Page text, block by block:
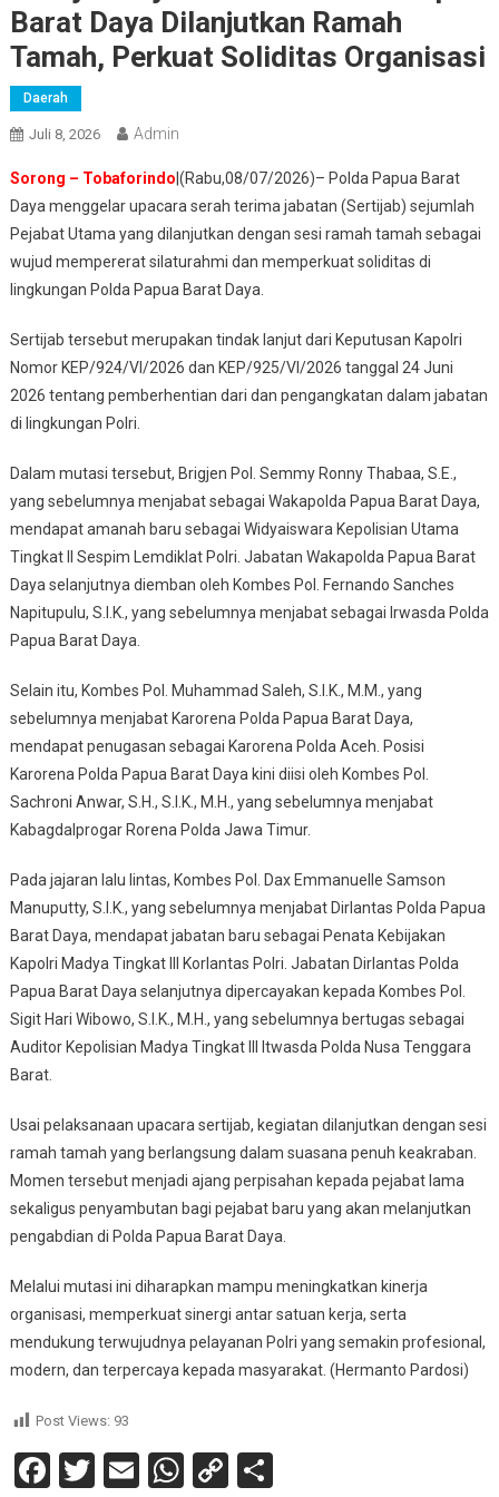
Barat Daya Dilanjutkan Ramah
Tamah, Perkuat Soliditas Organisasi
Daerah
Juli 8, 2026 Admin
Sorong – Tobaforindo |(Rabu,08/07/2026)– Polda Papua Barat
Daya menggelar upacara serah terima jabatan (Sertijab) sejumlah
Pejabat Utama yang dilanjutkan dengan sesi ramah tamah sebagai
wujud mempererat silaturahmi dan memperkuat soliditas di
lingkungan Polda Papua Barat Daya.
Sertijab tersebut merupakan tindak lanjut dari Keputusan Kapolri
Nomor KEP/924/VI/2026 dan KEP/925/VI/2026 tanggal 24 Juni
2026 tentang pemberhentian dari dan pengangkatan dalam jabatan
di lingkungan Polri.
Dalam mutasi tersebut, Brigjen Pol. Semmy Ronny Thabaa, S.E.,
yang sebelumnya menjabat sebagai Wakapolda Papua Barat Daya,
mendapat amanah baru sebagai Widyaiswara Kepolisian Utama
Tingkat II Sespim Lemdiklat Polri. Jabatan Wakapolda Papua Barat
Daya selanjutnya diemban oleh Kombes Pol. Fernando Sanches
Napitupulu, S.I.K., yang sebelumnya menjabat sebagai Irwasda Polda
Papua Barat Daya.
Selain itu, Kombes Pol. Muhammad Saleh, S.I.K., M.M., yang
sebelumnya menjabat Karorena Polda Papua Barat Daya,
mendapat penugasan sebagai Karorena Polda Aceh. Posisi
Karorena Polda Papua Barat Daya kini diisi oleh Kombes Pol.
Sachroni Anwar, S.H., S.I.K., M.H., yang sebelumnya menjabat
Kabagdalprogar Rorena Polda Jawa Timur.
Pada jajaran lalu lintas, Kombes Pol. Dax Emmanuelle Samson
Manuputty, S.I.K., yang sebelumnya menjabat Dirlantas Polda Papua
Barat Daya, mendapat jabatan baru sebagai Penata Kebijakan
Kapolri Madya Tingkat III Korlantas Polri. Jabatan Dirlantas Polda
Papua Barat Daya selanjutnya dipercayakan kepada Kombes Pol.
Sigit Hari Wibowo, S.I.K., M.H., yang sebelumnya bertugas sebagai
Auditor Kepolisian Madya Tingkat III Itwasda Polda Nusa Tenggara
Barat.
Usai pelaksanaan upacara sertijab, kegiatan dilanjutkan dengan sesi
ramah tamah yang berlangsung dalam suasana penuh keakraban.
Momen tersebut menjadi ajang perpisahan kepada pejabat lama
sekaligus penyambutan bagi pejabat baru yang akan melanjutkan
pengabdian di Polda Papua Barat Daya.
Melalui mutasi ini diharapkan mampu meningkatkan kinerja
organisasi, memperkuat sinergi antar satuan kerja, serta
mendukung terwujudnya pelayanan Polri yang semakin profesional,
modern, dan terpercaya kepada masyarakat. (Hermanto Pardosi)
Post Views: 93
Facebook
Twitter
EmailWhatsApp
CopyShare